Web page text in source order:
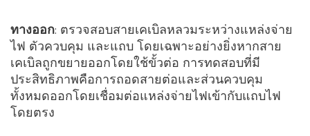
ทางออก: ตรวจสอบสายเคเบิลหลวมระหว่างแหล่งจ่าย
ไฟ ตัวควบคุม และแถบ โดยเฉพาะอย่างยิ่งหากสาย
เคเบิลถูกขยายออกโดยใช้ขั้วต่อ การทดสอบที่มี
ประสิทธิภาพคือการถอดสายต่อและส่วนควบคุม
ทั้งหมดออกโดยเชื่อมต่อแหล่งจ่ายไฟเข้ากับแถบไฟ
โดยตรง